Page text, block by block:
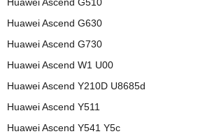
Huawei Ascend G630
Huawei Ascend G730
Huawei Ascend W1 U00
Huawei Ascend Y210D U8685d
Huawei Ascend Y511
Huawei Ascend Y541 Y5c